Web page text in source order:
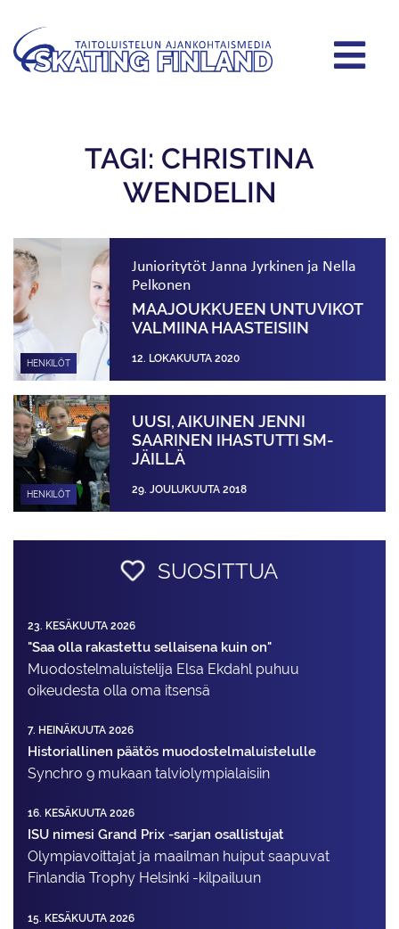
TAGI: CHRISTINA
WENDELIN
HENKILÖT
Junioritytöt Janna Jyrkinen ja Nella
Pelkonen
MAAJOUKKUEEN UNTUVIKOT
VALMIINA HAASTEISIIN
12. LOKAKUUTA 2020
HENKILÖT
UUSI, AIKUINEN JENNI
SAARINEN IHASTUTTI SM-
JÄILLÄ
29. JOULUKUUTA 2018
SUOSITTUA
23. KESÄKUUTA 2026
"Saa olla rakastettu sellaisena kuin on"
Muodostelma­luistelija Elsa Ekdahl puhuu
oikeudesta olla oma itsensä
7. HEINÄKUUTA 2026
Historiallinen päätös muodostelmaluistelulle
Synchro 9 mukaan talviolympialaisiin
16. KESÄKUUTA 2026
ISU nimesi Grand Prix -sarjan osallistujat
Olympiavoittajat ja maailman huiput saapuvat
Finlandia Trophy Helsinki -kilpailuun
15. KESÄKUUTA 2026